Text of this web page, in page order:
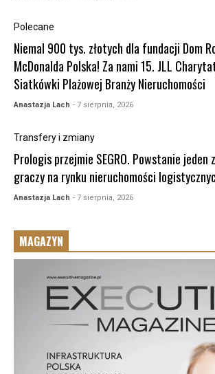
Polecane
Niemal 900 tys. złotych dla fundacji Dom
McDonalda Polska! Za nami 15. JLL
Siatkówki Plażowej Branży Nieruchomości
Anastazja Lach - 7 sierpnia, 2026
Transfery i zmiany
Prologis przejmie SEGRO. Powstanie jeden
graczy na rynku nieruchomości
Anastazja Lach - 7 sierpnia, 2026
MAGAZYN